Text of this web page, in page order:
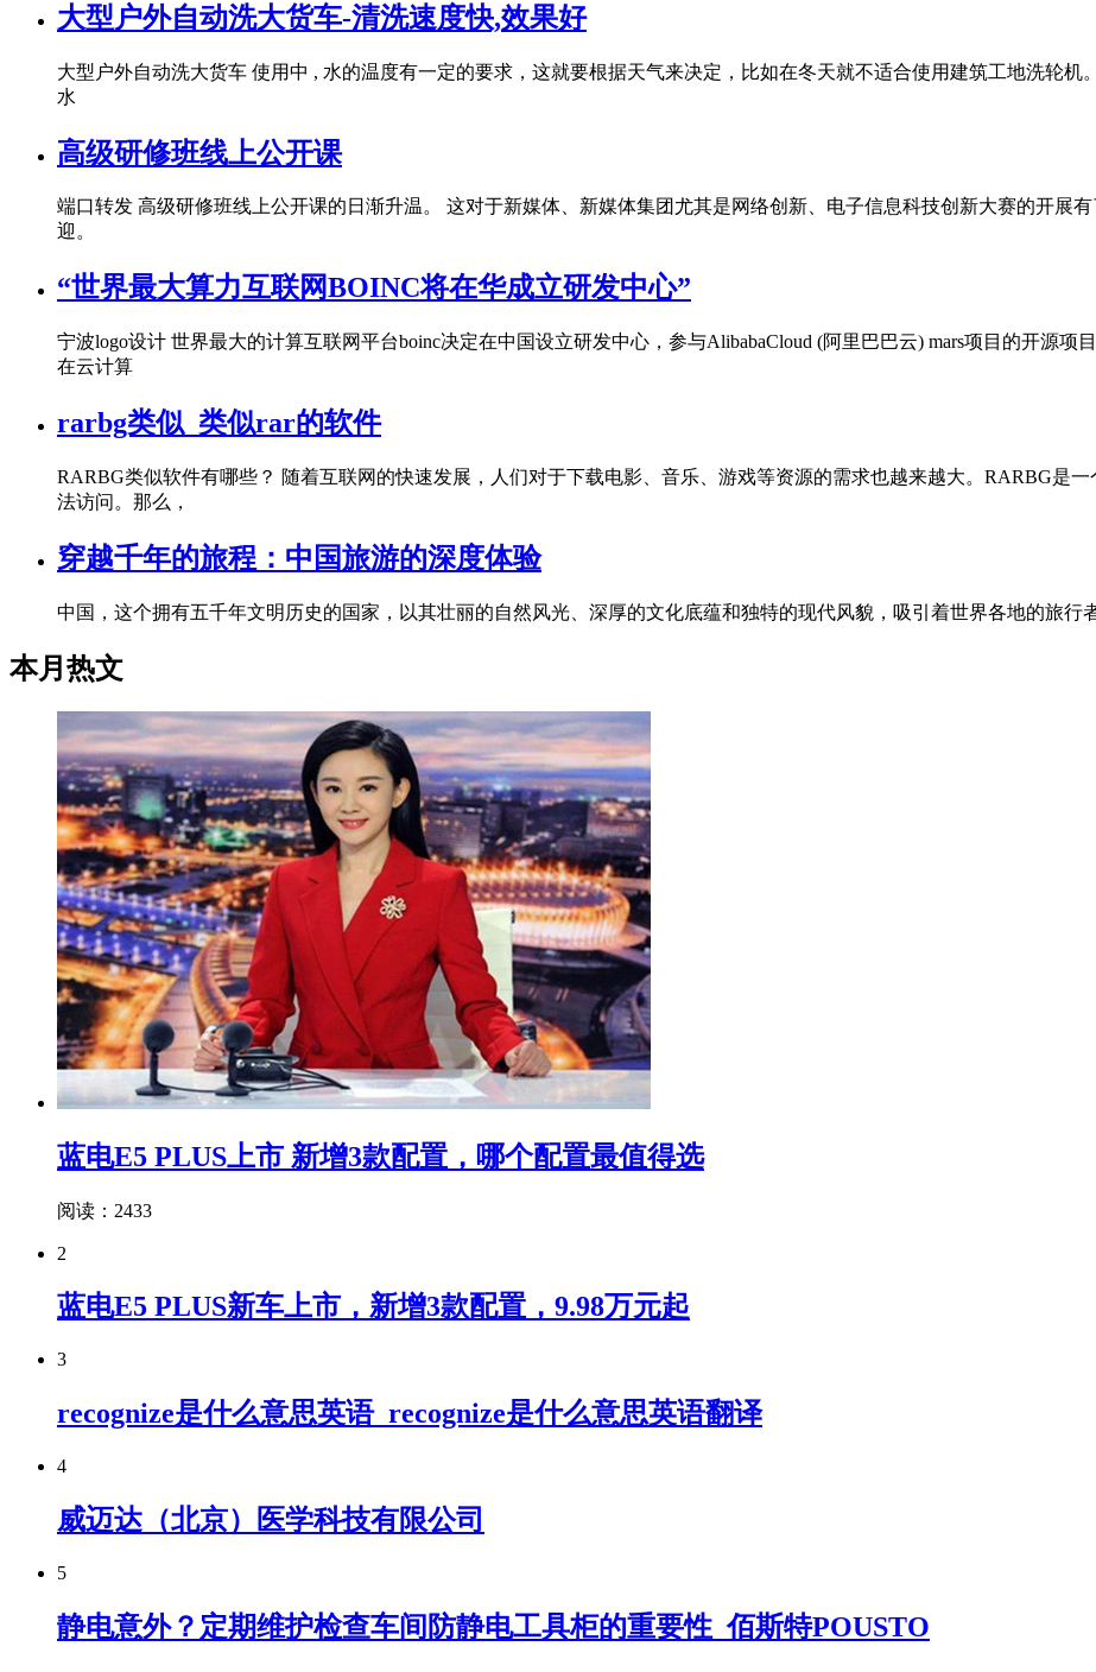
大型户外自动洗大货车-清洗速度快,效果好
大型户外自动洗大货车 使用中 , 水的温度有一定的要求，这就要根据天气来决定，比如在冬天就不适合使用建筑工地洗轮
水
高级研修班线上公开课
端口转发 高级研修班线上公开课的日渐升温。 这对于新媒体、新媒体集团尤其是网络创新、电子信息科技创新大赛的开展
迎。
“世界最大算力互联网BOINC将在华成立研发中心”
宁波logo设计 世界最大的计算互联网平台boinc决定在中国设立研发中心，参与AlibabaCloud (阿里巴巴云) mars项目的开源
在云计算
rarbg类似_类似rar的软件
RARBG类似软件有哪些？ 随着互联网的快速发展，人们对于下载电影、音乐、游戏等资源的需求也越来越大。RARBG是
法访问。那么，
穿越千年的旅程：中国旅游的深度体验
中国，这个拥有五千年文明历史的国家，以其壮丽的自然风光、深厚的文化底蕴和独特的现代风貌，吸引着世界各地的旅行
本月热文
蓝电E5 PLUS上市 新增3款配置，哪个配置最值得选
阅读：2433
2
蓝电E5 PLUS新车上市，新增3款配置，9.98万元起
3
recognize是什么意思英语_recognize是什么意思英语翻译
4
威迈达（北京）医学科技有限公司
5
静电意外？定期维护检查车间防静电工具柜的重要性_佰斯特POUSTO